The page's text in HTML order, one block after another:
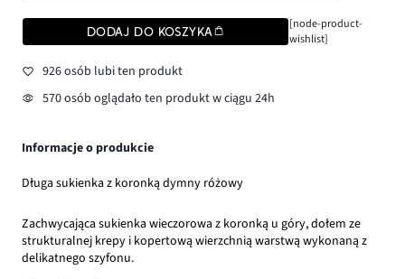
DODAJ DO KOSZYKA
[node-product-
wishlist]
926 osób lubi ten produkt
570 osób oglądało ten produkt w ciągu 24h
Informacje o produkcie
Długa sukienka z koronką dymny różowy
Zachwycająca sukienka wieczorowa z koronką u góry, dołem ze
strukturalnej krepy i kopertową wierzchnią warstwą wykonaną z
delikatnego szyfonu.